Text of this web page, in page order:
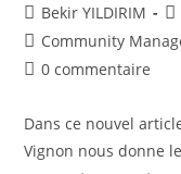
Auteur/autrice
de
la
publication :
Bekir YILDIRIM
Post
category:
Community
Commentaires
la
publication :
0 commentaire
Dans ce nouvel
Vignon nous donne